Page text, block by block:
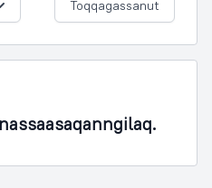
Toqqagassanut